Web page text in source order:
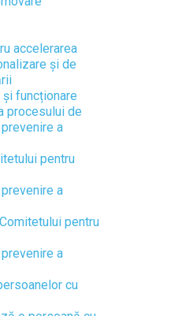
accelerarea
și de
și funcționare
procesului de
a
pentru
a
pentru
a
cu